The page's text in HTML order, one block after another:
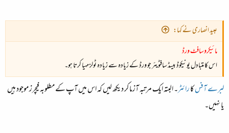
عبید انصاری نے کہا:
مائیکروسافٹ ورڈ
اس کا متبادل یونیکوڈ بیسڈ سافٹویئر جو ورڈ کے زیادہ سے زیادہ ٹولز مہیا کرتا ہو۔
لبرے آفسکارائٹر۔ البتہ ایک مرتبہ آزما کر دیکھ لیں کہ اس میں آپ کے مطلوبہ فیچرز موجود ہیں
یا نہیں۔